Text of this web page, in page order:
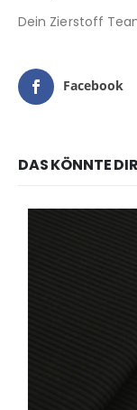
Dein Zierstoff
Facebook
DAS KÖNNTE